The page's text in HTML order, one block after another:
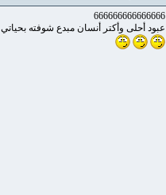
666666666666666
عبود أحلى وأكتر أنسان مبدع شوفته بحياتي